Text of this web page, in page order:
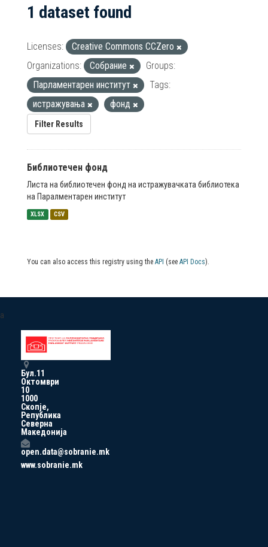
1 dataset found
Licenses:
Creative Commons CCZero
Organizations:
Собрание
Groups:
Парламентарен институт
Tags:
истражувања
фонд
Filter Results
Библиотечен фонд
Листа на библиотечен фонд на истражувачката библиотека
на Паралментарен институт
XLSX CSV
You can also access this registry using the API (see API Docs).
a
Бул.11
Октомври
10
1000
Скопје,
Република
Северна
Македонија
open.data@sobranie.mk
www.sobranie.mk